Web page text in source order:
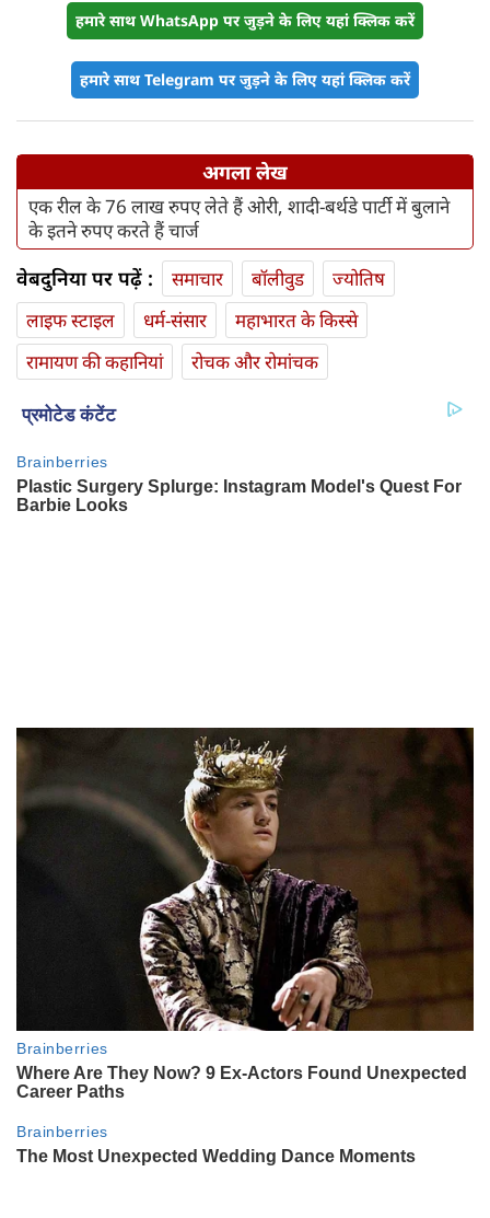
हमारे साथ WhatsApp पर जुड़ने के लिए यहां क्लिक करें
हमारे साथ Telegram पर जुड़ने के लिए यहां क्लिक करें
अगला लेख
एक रील के 76 लाख रुपए लेते हैं ओरी, शादी-बर्थडे पार्टी में बुलाने
के इतने रुपए करते हैं चार्ज
वेबदुनिया पर पढ़ें : समाचार बॉलीवुड
ज्योतिष
लाइफ स्‍टाइल
धर्म-संसार
महाभारत के किस्से
रामायण की कहानियां
रोचक और रोमांचक